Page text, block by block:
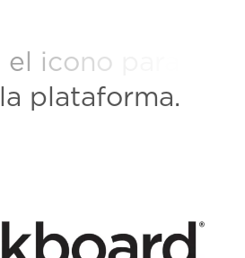
el icono
la plataforma.